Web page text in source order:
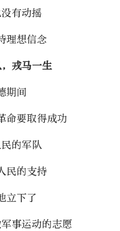
有动摇
理想信念
戎马一生
期间
命要取得成功
的军队
民的支持
立下了
事运动的志愿